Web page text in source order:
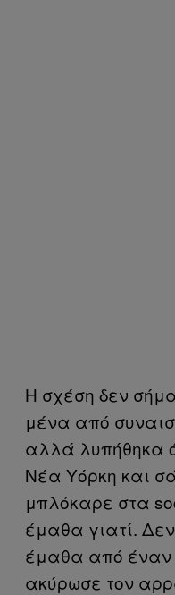
Η σχέση δεν
μένα από
αλλά λυπήθηκα
Νέα Υόρκη και
μπλόκαρε στα
έμαθα γιατί.
έμαθα από έναν
ακύρωσε τον